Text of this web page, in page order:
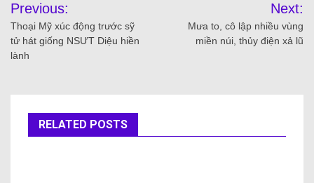
Previous:
Thoại Mỹ xúc động trước sỹ
tử hát giống NSƯT Diệu hiền
lành
Next:
Mưa to, cô lập nhiều vùng
miền núi, thủy điện xả lũ
RELATED POSTS